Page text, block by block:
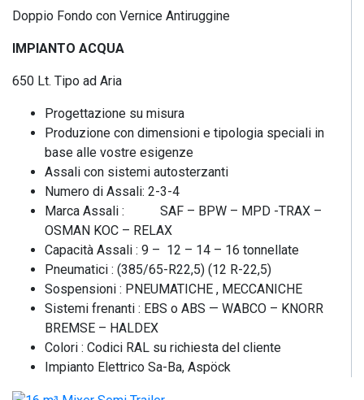
Doppio Fondo con Vernice Antiruggine
IMPIANTO ACQUA
650 Lt. Tipo ad Aria
Progettazione su misura
Produzione con dimensioni e tipologia speciali in
base alle vostre esigenze
Assali con sistemi autosterzanti
Numero di Assali: 2-3-4
Marca Assali : SAF – BPW – MPD -TRAX –
OSMAN KOC – RELAX
Capacità Assali : 9 – 12 – 14 – 16 tonnellate
Pneumatici : (385/65-R22,5) (12 R-22,5)
Sospensioni : PNEUMATICHE , MECCANICHE
Sistemi frenanti : EBS o ABS — WABCO – KNORR
BREMSE – HALDEX
Colori : Codici RAL su richiesta del cliente
Impianto Elettrico Sa-Ba, Aspöck